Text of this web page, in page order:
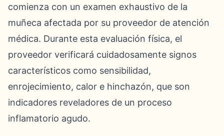
comienza con un examen exhaustivo de la
muñeca afectada por su proveedor de atención
médica. Durante esta evaluación física, el
proveedor verificará cuidadosamente signos
característicos como sensibilidad,
enrojecimiento, calor e hinchazón, que son
indicadores reveladores de un proceso
inflamatorio agudo.